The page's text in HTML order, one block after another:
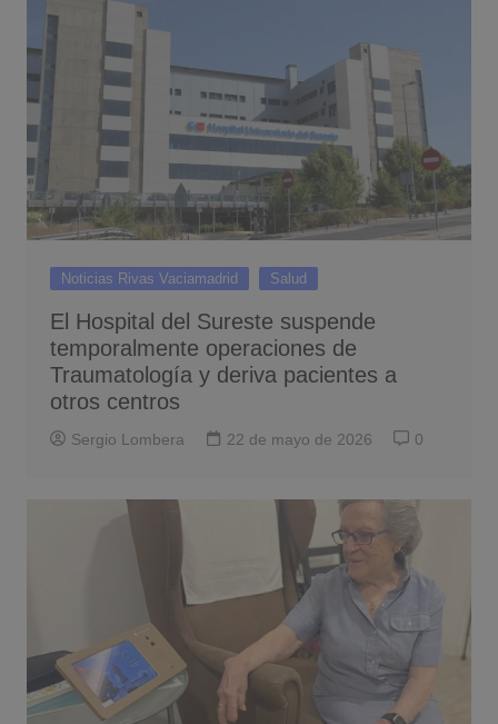
Noticias Rivas Vaciamadrid Salud
El Hospital del Sureste suspende
temporalmente operaciones de
Traumatología y deriva pacientes a
otros centros
Sergio Lombera 22 de mayo de 2026 0